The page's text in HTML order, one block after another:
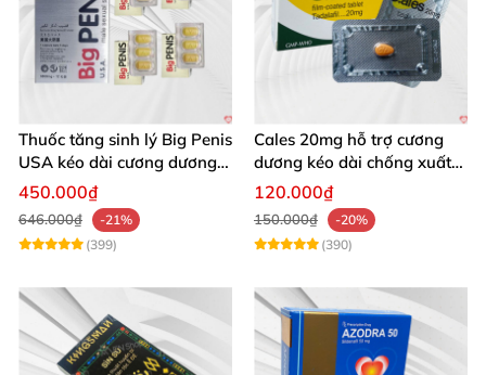
Thuốc tăng sinh lý Big Penis
USA kéo dài cương dương
chống xuất tinh sớm
450.000₫
646.000₫
-21%
(399)
Cales 20mg hỗ trợ cương
dương kéo dài chống xuất
tinh sớm thành phần
120.000₫
150.000₫
-20%
(390)